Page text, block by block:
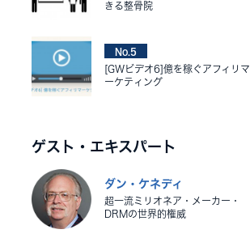
きる整骨院
No.5
[GWビデオ6]億を稼ぐアフィリマ
ーケティング
ゲスト・エキスパート
ダン・ケネディ
超一流ミリオネア・メーカー・
DRMの世界的権威